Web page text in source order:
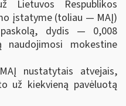
Lietuvos Respublikos
įstatyme (toliau — MAĮ)
dydis — 0,008
naudojimosi mokestine
nustatytais atvejais,
už kiekvieną pavėluotą